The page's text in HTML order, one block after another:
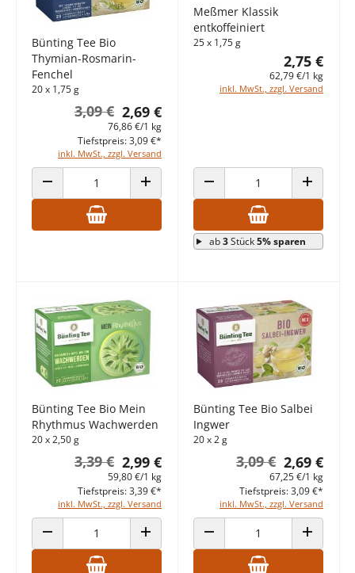
Bünting Tee Bio
Thymian-Rosmarin-
Fenchel
20 x 1,75 g
2,69 €
3,09 €
76,86 €/1 kg
inkl. MwSt., zzgl. Versand
Tiefstpreis: 3,09 €*
ANZAHL VERRINGERN ANZAHL ERHÖHEN
Meßmer Klassik
entkoffeiniert
25 x 1,75 g
2,75 €
62,79 €/1 kg
inkl. MwSt., zzgl. Versand
ANZAHL VERRINGERN ANZAHL
ab3Stück5% sparen
Bünting Tee Bio Mein
Rhythmus Wachwerden
20 x 2,50 g
2,99 €
3,39 €
59,80 €/1 kg
inkl. MwSt., zzgl. Versand
Tiefstpreis: 3,39 €*
ANZAHL VERRINGERN ANZAHL ERHÖHEN
Bünting Tee Bio Salbei
Ingwer
20 x 2 g
2,69 €
3,09 €
67,25 €/1 kg
inkl. MwSt., zzgl. Versand
Tiefstpreis: 3,09 €*
ANZAHL VERRINGERN ANZAHL